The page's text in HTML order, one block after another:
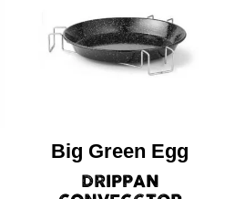
Big Green Egg
DRIPPAN